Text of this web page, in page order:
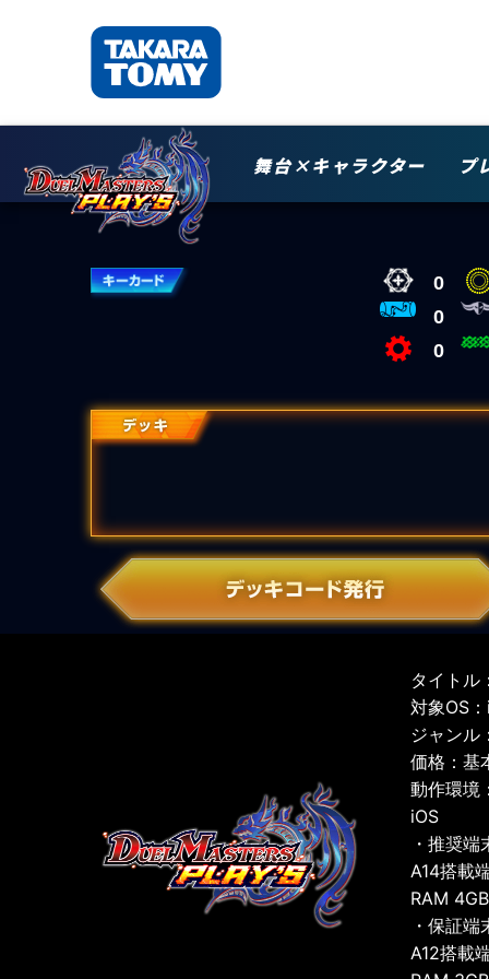
舞台×キャラクター プ
0
0
0
タイトル
対象OS
ジャンル
価格：基
動作環境
iOS
・推奨端
A14搭載
RAM
・保証端
A12搭載